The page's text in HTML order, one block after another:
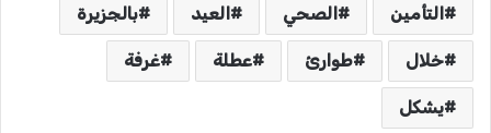
التأمين الصحي العيد بالجزيرة
خلال طوارئ عطلة غرفة
يشكل